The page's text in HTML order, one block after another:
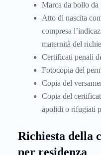
Marca da bollo da
Atto di nascita
compresa
maternità del
Certificati penali
Fotocopia del
Copia del
Copia del
apolidi o rifugiati
Richiesta della
per residenza